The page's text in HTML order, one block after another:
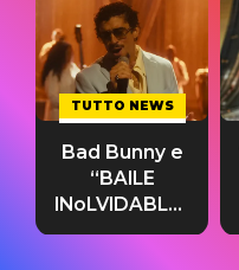
TUTTO NEWS
Bad Bunny e
“BAILE
INoLVIDABLE”:
testo,